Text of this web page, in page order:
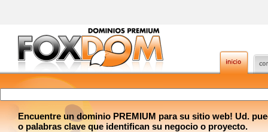
Encuentre un dominio PREMIUM para su sitio web! Ud.
o palabras clave que identifican su negocio o proyecto.